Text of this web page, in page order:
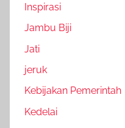
Inspirasi
Jambu Biji
Jati
jeruk
Kebijakan Pemerintah
Kedelai